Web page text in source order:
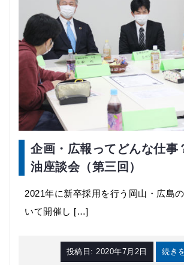
企画・広報ってどんな仕
油座談会（第三回）
2021年に新卒採用を行う岡山・広島
いて開催し […]
投稿日: 2020年7月2日 続き